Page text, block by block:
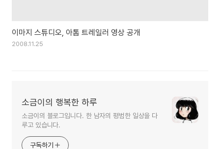
이마지 스튜디오, 아톰 트레일러 영상 공개
2008.11.25
소금이의 행복한 하루
소금이의 블로그입니다. 한 남자의 평범한 일상을 다
루고 있습니다.
구독하기